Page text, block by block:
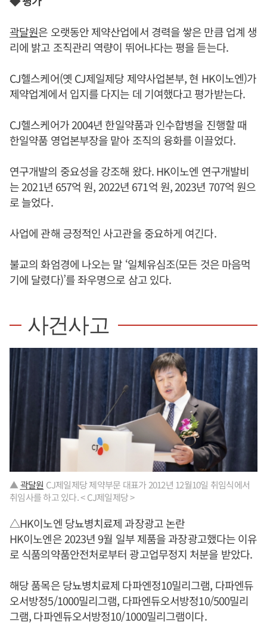
곽달원은 오랫동안 제약산업에서 경력을 쌓은 만큼 업계 생
리에 밝고 조직관리 역량이 뛰어나다는 평을 듣는다.
CJ헬스케어(옛 CJ제일제당 제약사업본부, 현 HK이노엔)가
제약업계에서 입지를 다지는 데 기여했다고 평가받는다.
CJ헬스케어가 2004년 한일약품과 인수합병을 진행할 때
한일약품 영업본부장을 맡아 조직의 융화를 이끌었다.
연구개발의 중요성을 강조해 왔다. HK이노엔 연구개발비
는 2021년 657억 원, 2022년 671억 원, 2023년 707억 원으
로 늘었다.
사업에 관해 긍정적인 사고관을 중요하게 여긴다.
불교의 화엄경에 나오는 말 ‘일체유심조(모든 것은 마음먹
기에 달렸다)’를 좌우명으로 삼고 있다.
사건사고
▲곽달원 CJ제일제당 제약부문 대표가 2012년 12월10일 취임식에서
취임사를 하고 있다. < CJ제일제당 >
△HK이노엔 당뇨병치료제 과장광고 논란
HK이노엔은 2023년 9월 일부 제품을 과장광고했다는 이유
로 식품의약품안전처로부터 광고업무정지 처분을 받았다.
해당 품목은 당뇨병치료제 다파엔정10밀리그램, 다파엔듀
오서방정5/1000밀리그램, 다파엔듀오서방정10/500밀리
그램, 다파엔듀오서방정10/1000밀리그램이다.